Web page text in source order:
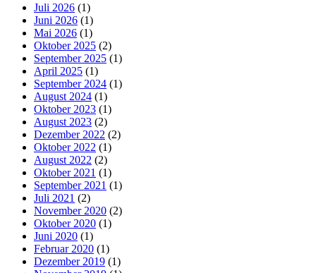
Juli 2026 (1)
Juni 2026 (1)
Mai 2026 (1)
Oktober 2025 (2)
September 2025 (1)
April 2025 (1)
September 2024 (1)
August 2024 (1)
Oktober 2023 (1)
August 2023 (2)
Dezember 2022 (2)
Oktober 2022 (1)
August 2022 (2)
Oktober 2021 (1)
September 2021 (1)
Juli 2021 (2)
November 2020 (2)
Oktober 2020 (1)
Juni 2020 (1)
Februar 2020 (1)
Dezember 2019 (1)